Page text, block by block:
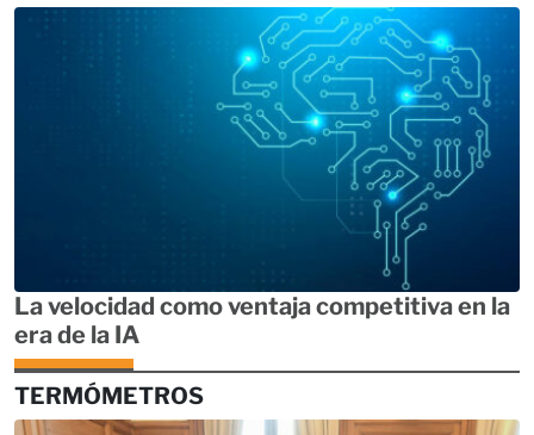
La velocidad como ventaja competitiva en la
era de la IA
TERMÓMETROS